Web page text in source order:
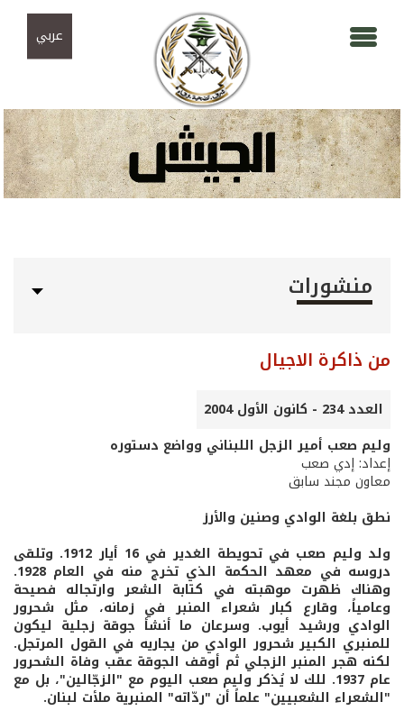
عربي
منشورات
من ذاكرة الاجيال
العدد 234 - كانون الأول 2004
وليم صعب أمير الزجل اللبناني وواضع دستوره
إعداد: إدي صعب
معاون مجند سابق
نطق بلغة الوادي وصنين والأرز
ولد وليم صعب في تحويطة الغدير في 16 أيار 1912. وتلقى
دروسه في معهد الحكمة الذي تخرج منه في العام 1928.
وهناك ظهرت موهبته في كتابة الشعر وارتجاله فصيحة
وعامياً، وقارع كبار شعراء المنبر في زمانه، مثل شحرور
الوادي ورشيد أيوب. وسرعان ما أنشأ جوقة زجلية ليكون
للمنبري الكبير شحرور الوادي من يجاريه في القول المرتجل.
لكنه هجر المنبر الزجلي ثم أوقف الجوقة عقب وفاة الشحرور
عام 1937. للك لا يُذكر وليم صعب اليوم مع "الزجّالين"، بل مع
"الشعراء الشعبيين" علماً أن "ردّاته" المنبرية ملأت لبنان.